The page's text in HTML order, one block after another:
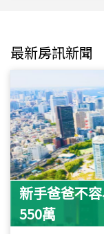
最新房訊新聞
新手爸爸不
550萬